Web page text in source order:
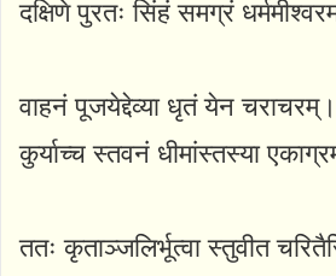
दक्षिणे पुरतः सिंहं समग्रं
वाहनं पूजयेद्देव्या धृतं येन चराचरम्।
कुर्याच्च स्तवनं धीमांस्तस्या
ततः कृताञ्जलिर्भूत्वा स्तुवीत